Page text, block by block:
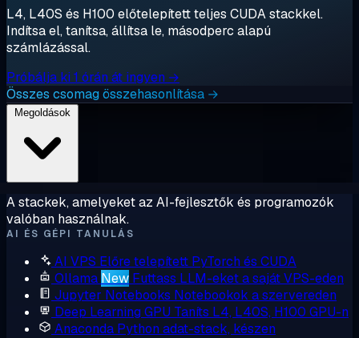
L4, L40S és H100 előtelepített teljes CUDA stackkel.
Indítsa el, tanítsa, állítsa le, másodperc alapú
számlázással.
Próbálja ki 1 órán át ingyen →
Összes csomag összehasonlítása →
A stackek, amelyeket az AI-fejlesztők és programozók
valóban használnak.
AI ÉS GÉPI TANULÁS
AI VPS Előre telepített PyTorch és CUDA
Ollama New Futtass LLM-eket a saját VPS-eden
Jupyter Notebooks Notebookok a szervereden
Deep Learning GPU Taníts L4, L40S, H100 GPU-n
Anaconda Python adat-stack, készen